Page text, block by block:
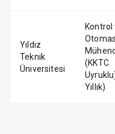
Yıldız
Teknik
Üniversitesi
Kontrol
(KKTC
Yıllık)